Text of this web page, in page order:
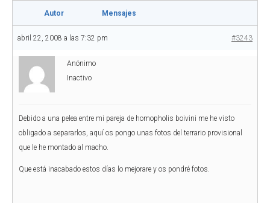
Autor Mensajes
abril 22, 2008 a las 7:32 pm #3243
Anónimo
Inactivo
Debido a una pelea entre mi pareja de homopholis boivini me he visto
obligado a separarlos, aquí os pongo unas fotos del terrario provisional
que le he montado al macho.
Que está inacabado estos días lo mejorare y os pondré fotos.